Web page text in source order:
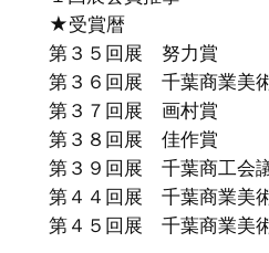
★受賞暦
第３５回展 努力賞
第３６回展 千葉商業美
第３７回展 画村賞
第３８回展 佳作賞
第３９回展 千葉商工会
第４４回展 千葉商業美
第４５回展 千葉商業美